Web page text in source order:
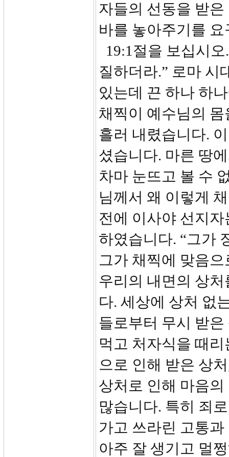
자들의 선동을 받
바를 놓아주기를
19:1절을 보십시
질하더라.” 로마 시
있는데 끈 하나 하
채찍이 예수님의
흘러 내렸습니다.
셨습니다. 마른 땅
차마 눈뜨고 볼 수
님께서 왜 이렇게
전에 이사야 선지
하였습니다. “그가
그가 채찍에 맞음
우리의 내면의 상
다. 세상에 상처 없
들로부터 무시 받
먹고 처자식을 때
으로 인해 받은 상
상처로 인해 마음
많습니다. 특히 죄
가고 쓰라린 고통
아주 잘 생기고 멀